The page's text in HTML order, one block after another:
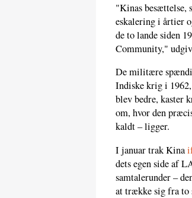
"Kinas besættelse,
eskalering i årtier
de to lande siden
Community,"
De militære
Indiske krig i
blev bedre, kaster
om, hvor den
kaldt – ligger.
I januar trak Kina
dets egen side af
samtalerunder –
at trække sig fra to